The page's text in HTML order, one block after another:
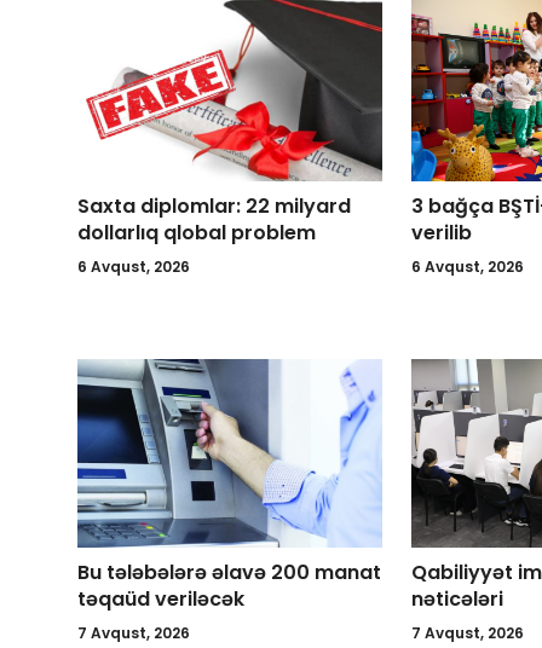
Saxta diplomlar: 22 milyard
dollarlıq qlobal problem
6 Avqust, 2026
3 bağça
verilib
6 Avqust, 2026
Bu tələbələrə əlavə 200 manat
təqaüd veriləcək
7 Avqust, 2026
Qabiliyyət
nəticələri
7 Avqust, 2026